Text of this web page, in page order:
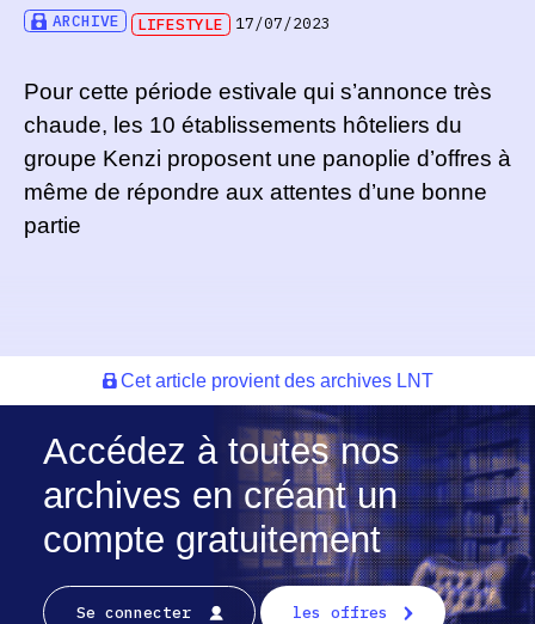
ARCHIVE LIFESTYLE 17/07/2023
Pour cette période estivale qui s’annonce très
chaude, les 10 établissements hôteliers du
groupe Kenzi proposent une panoplie d’offres à
même de répondre aux attentes d’une bonne
partie
Cet article provient des archives LNT
Accédez à toutes nos
archives en créant un
compte gratuitement
Se connecter les offres